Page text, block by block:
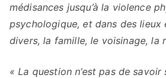
médisances jusqu’à la violence
psychologique, et dans des lieux
divers, la famille, le voisinage, la
« La question n’est pas de savoir